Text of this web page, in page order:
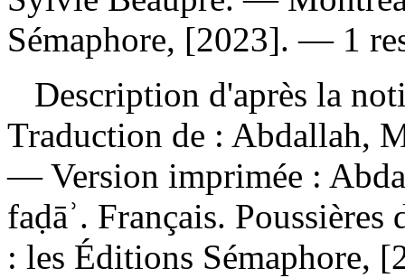
Sémaphore, [2023]. — 1
Description d'après la
Traduction de : Abdallah,
—Version imprimée :
faḍāʾ. Français.
: les Éditions